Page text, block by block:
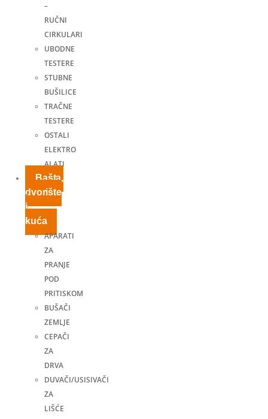
–
RUČNI
CIRKULARI
UBODNE
TESTERE
STUBNE
BUŠILICE
TRAČNE
TESTERE
OSTALI
ELEKTRO
ALATI
Bašta,
dvorište
i
kuća
APARATI
ZA
PRANJE
POD
PRITISKOM
BUŠAČI
ZEMLJE
CEPAČI
ZA
DRVA
DUVAČI/USISIVAČI
ZA
LIŠĆE